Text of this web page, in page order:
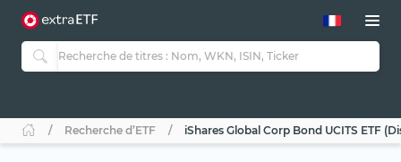
Recherche d’ETF iShares Global Corp Bond UCITS ETF